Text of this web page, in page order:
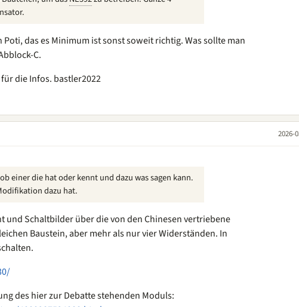
Poti, das es Minimum ist sonst soweit richtig. Was sollte man
C.
die Infos. bastler2022
2026-
einer die hat oder kennt und dazu was sagen kann.
dazu hat.
und Schaltbilder über die von den Chinesen vertriebene
Baustein, aber mehr als nur vier Widerständen. In
des hier zur Debatte stehenden Moduls: